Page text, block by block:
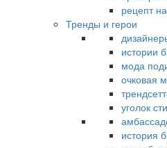
рецепт
Тренды и герои
истории
мода
очковая
уголок
история